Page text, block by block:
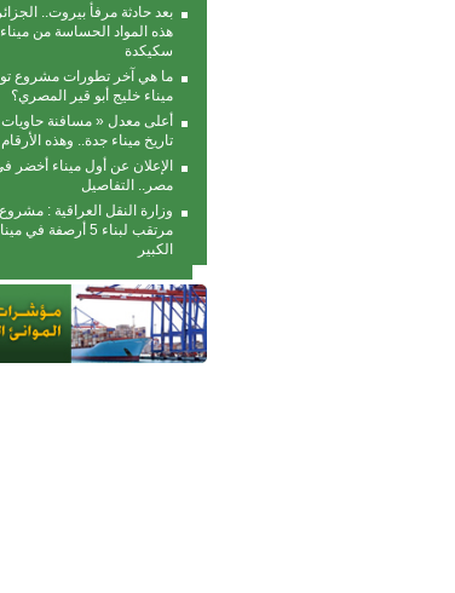
بعد حادثة مرفأ بيروت..
هذه المواد الحساسة من ميناء
سكيكدة
ما هي آخر تطورات مشروع
ميناء خليج أبو قير المصري؟
أعلى معدل « مسافنة
تاريخ ميناء جدة.. وهذه الأرقام
الإعلان عن أول ميناء أخضر
مصر.. التفاصيل
وزارة النقل العراقية : مشروع
مرتقب لبناء 5 أرصفة في
الكبير